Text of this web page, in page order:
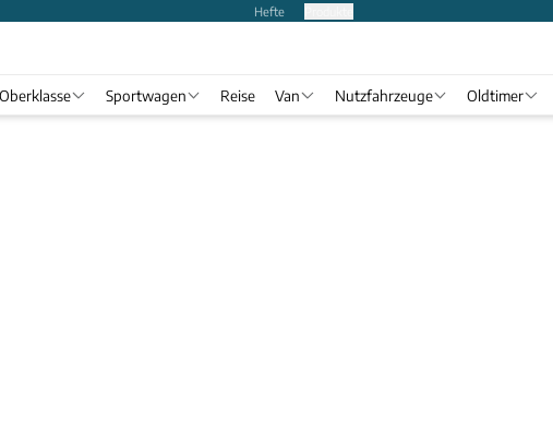
Hefte
Oberklasse Sportwagen Reise Van Nutzfahrzeuge Oldtimer